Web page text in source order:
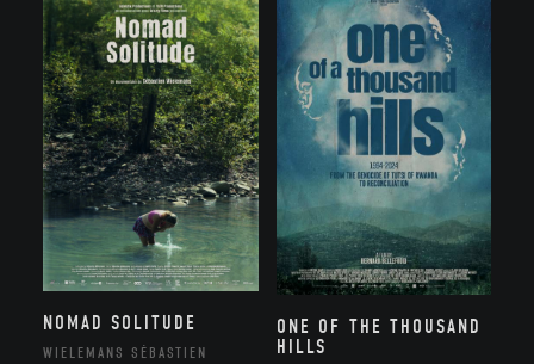
NOMAD SOLITUDE
WIELEMANS SÉBASTIEN
ONE OF THE THOUSAND
HILLS